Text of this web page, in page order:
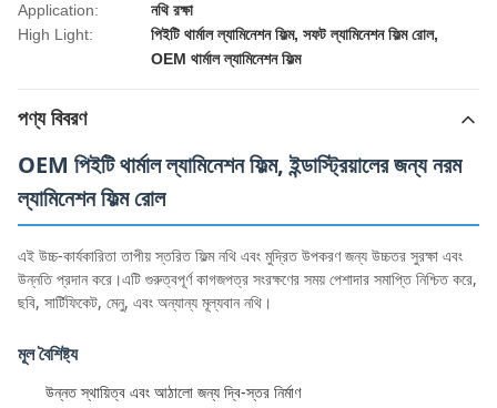
Application:
নথি রক্ষা
High Light:
পিইটি থার্মাল ল্যামিনেশন ফিল্ম, সফট ল্যামিনেশন ফিল্ম রোল,
OEM থার্মাল ল্যামিনেশন ফিল্ম
পণ্য বিবরণ
OEM পিইটি থার্মাল ল্যামিনেশন ফিল্ম, ইন্ডাস্ট্রিয়ালের জন্য নরম
ল্যামিনেশন ফিল্ম রোল
এই উচ্চ-কার্যকারিতা তাপীয় স্তরিত ফিল্ম নথি এবং মুদ্রিত উপকরণ জন্য উচ্চতর সুরক্ষা এবং
উন্নতি প্রদান করে।এটি গুরুত্বপূর্ণ কাগজপত্র সংরক্ষণের সময় পেশাদার সমাপ্তি নিশ্চিত করে,
ছবি, সার্টিফিকেট, মেনু, এবং অন্যান্য মূল্যবান নথি।
মূল বৈশিষ্ট্য
উন্নত স্থায়িত্ব এবং আঠালো জন্য দ্বি-স্তর নির্মাণ